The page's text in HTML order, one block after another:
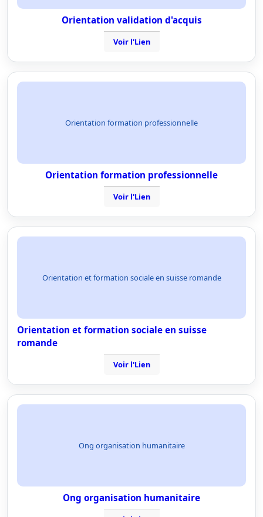
Orientation validation d'acquis
Voir l'Lien
Orientation formation professionnelle
Orientation formation professionnelle
Voir l'Lien
Orientation et formation sociale en suisse romande
Orientation et formation sociale en suisse
romande
Voir l'Lien
Ong organisation humanitaire
Ong organisation humanitaire